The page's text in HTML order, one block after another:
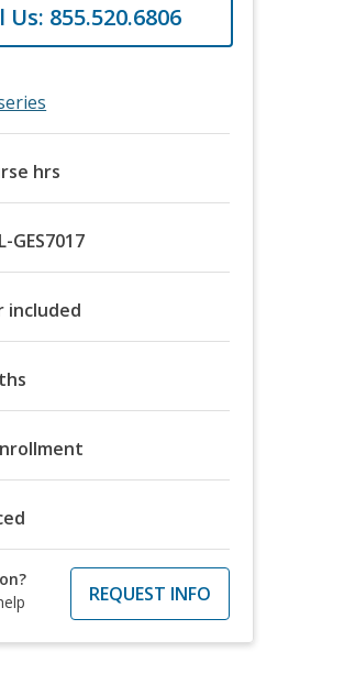
Us: 855.520.6806
hrs
GES7017
included
REQUEST INFO